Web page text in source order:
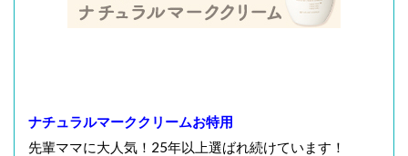
ナチュラルマーククリームお特用
先輩ママに大人気！25年以上選ばれ続けています！